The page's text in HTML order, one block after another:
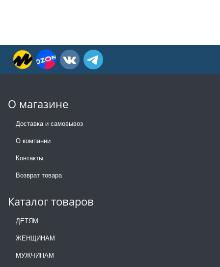
О магазине
Доставка и самовывоз
О компании
Контакты
Возврат товара
Каталог товаров
ДЕТЯМ
ЖЕНЩИНАМ
МУЖЧИНАМ